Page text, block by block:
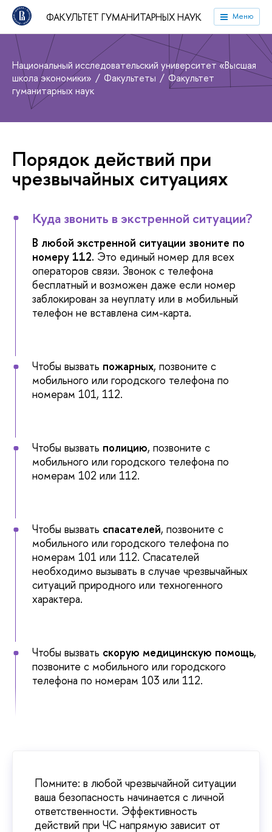
ФАКУЛЬТЕТ ГУМАНИТАРНЫХ НАУК Меню
Национальный исследовательский университет «Высшая
школа экономики»
Факультеты
Факультет
гуманитарных наук
Порядок действий при
чрезвычайных ситуациях
Куда звонить в экстренной ситуации?
В любой экстренной ситуации звоните по
номеру112. Это единый номер для всех
операторов связи. Звонок с телефона
бесплатный и возможен даже если номер
заблокирован за неуплату или в мобильный
телефон не вставлена сим-карта.
Чтобы вызвать пожарных, позвоните с
мобильного или городского телефона по
номерам101,112.
Чтобы вызвать полицию, позвоните с
мобильного или городского телефона по
номерам102 или112.
Чтобы вызвать спасателей, позвоните с
мобильного или городского телефона по
номерам101 или112. Спасателей
необходимо вызывать в случае чрезвычайных
ситуаций природного или техногенного
характера.
Чтобы вызвать скорую медицинскую помощь,
позвоните с мобильного или городского
телефона по номерам103 или112.
Помните: в любой чрезвычайной ситуации
ваша безопасность начинается с личной
ответственности. Эффективность
действий при ЧС напрямую зависит от